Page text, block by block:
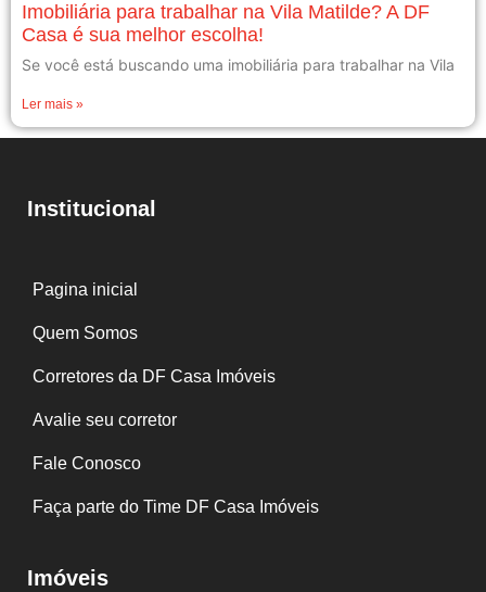
Imobiliária para trabalhar na Vila Matilde? A DF
Casa é sua melhor escolha!
Se você está buscando uma imobiliária para trabalhar na Vila
Ler mais »
Institucional
Pagina inicial
Quem Somos
Corretores da DF Casa Imóveis
Avalie seu corretor
Fale Conosco
Faça parte do Time DF Casa Imóveis
Imóveis